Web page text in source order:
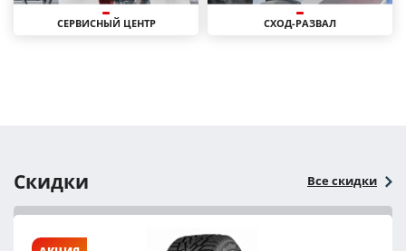
СЕРВИСНЫЙ ЦЕНТР СХОД-РАЗВАЛ
Скидки Все скидки